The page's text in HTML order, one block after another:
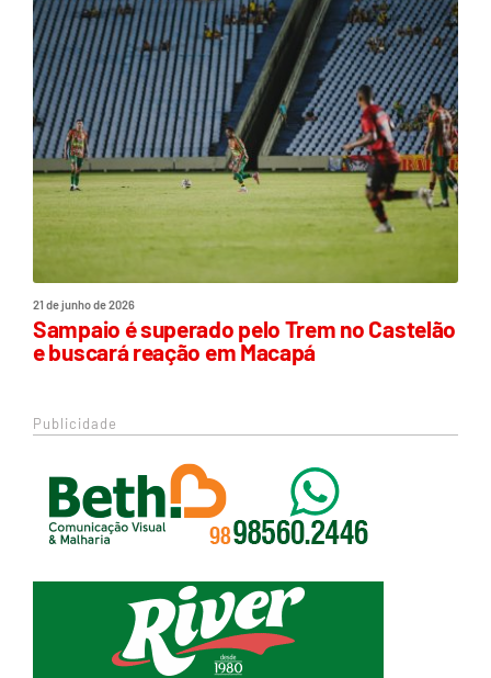
21 de junho de 2026
Sampaio é superado pelo Trem no Castelão
e buscará reação em Macapá
Publicidade